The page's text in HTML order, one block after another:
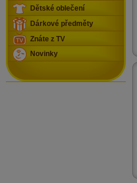
Dětské oblečení
Dárkové předměty
Znáte z TV
Novinky